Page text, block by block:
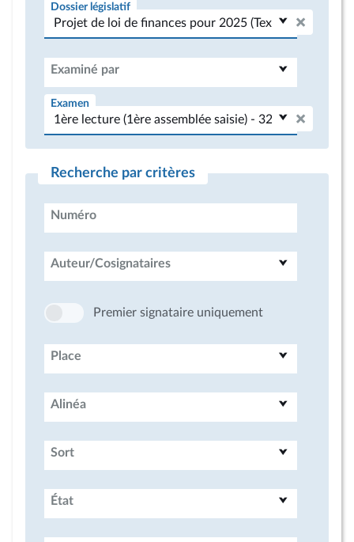
Dossier législatif
Examiné par
Examen
Recherche par critères
Numéro
Auteur/Cosignataires
Premier signataire uniquement
Place
Alinéa
Sort
État